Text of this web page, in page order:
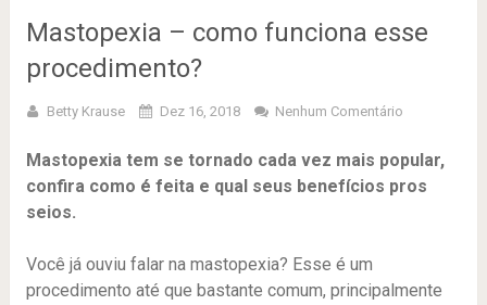
Mastopexia – como funciona esse
procedimento?
Betty Krause Dez 16, 2018 Nenhum Comentário
Mastopexia tem se tornado cada vez mais popular,
confira como é feita e qual seus benefícios pros
seios.
Você já ouviu falar na mastopexia? Esse é um
procedimento até que bastante comum, principalmente